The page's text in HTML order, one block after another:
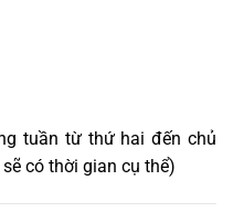
tuần từ thứ hai đến chủ
có thời gian cụ thể)